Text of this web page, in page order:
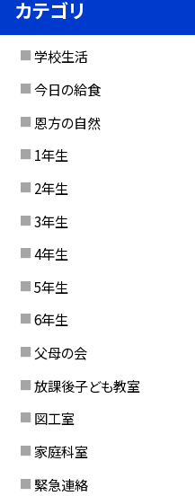
カテゴリ
学校生活
今日の給食
恩方の自然
1年生
2年生
3年生
4年生
5年生
6年生
父母の会
放課後子ども教室
図工室
家庭科室
緊急連絡